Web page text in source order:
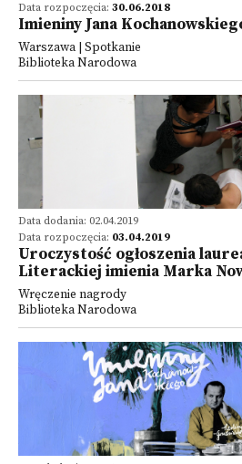
Data rozpoczęcia: 30.06.2018
Imieniny Jana
Warszawa | Spotkanie
Biblioteka Narodowa
Data dodania: 02.04.2019
Data rozpoczęcia: 03.04.2019
Uroczystość ogłoszenia
Literackiej imienia Marka
Wręczenie nagrody
Biblioteka Narodowa